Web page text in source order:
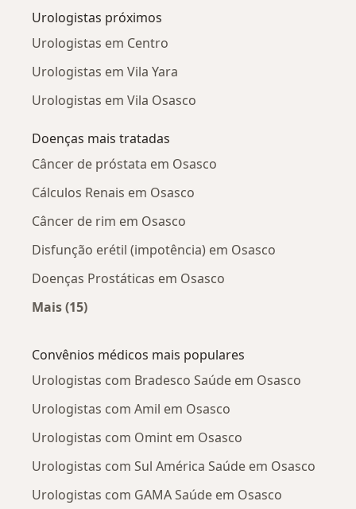
Urologistas próximos
Urologistas em Centro
Urologistas em Vila Yara
Urologistas em Vila Osasco
Doenças mais tratadas
Câncer de próstata em Osasco
Cálculos Renais em Osasco
Câncer de rim em Osasco
Disfunção erétil (impotência) em Osasco
Doenças Prostáticas em Osasco
Mais (15)
Convênios médicos mais populares
Urologistas com Bradesco Saúde em Osasco
Urologistas com Amil em Osasco
Urologistas com Omint em Osasco
Urologistas com Sul América Saúde em Osasco
Urologistas com GAMA Saúde em Osasco